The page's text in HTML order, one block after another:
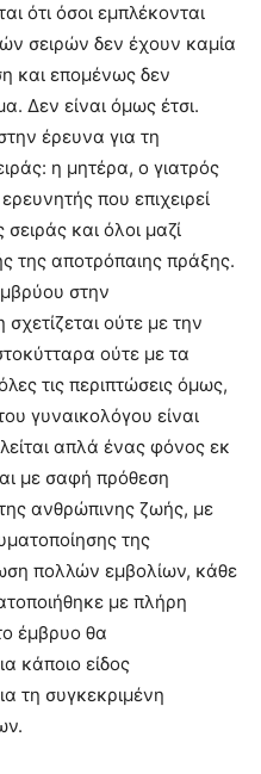
ότι όσοι εμπλέκονται
σειρών δεν έχουν καμία
και επομένως δεν
Δεν είναι όμως έτσι.
έρευνα για τη
η μητέρα, ο γιατρός
που επιχειρεί
και όλοι μαζί
της αποτρόπαιης πράξης.
στην
ούτε με την
ούτε με τα
τις περιπτώσεις όμως,
γυναικολόγου είναι
απλά ένας φόνος εκ
με σαφή πρόθεση
ανθρώπινης ζωής, με
της
πολλών εμβολίων, κάθε
με πλήρη
έμβρυο θα
κάποιο είδος
τη συγκεκριμένη